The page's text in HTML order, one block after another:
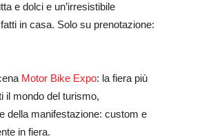
e dolci e un’irresistibile
in casa. Solo su prenotazione:
Motor Bike Expo: la fiera più
il mondo del turismo,
della manifestazione: custom e
in fiera.